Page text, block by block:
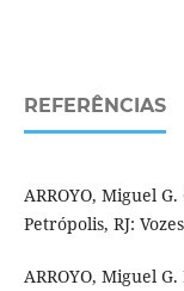
REFERÊNCIAS
ARROYO, Miguel
Petrópolis, RJ:
ARROYO, Miguel